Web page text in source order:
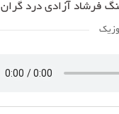
فرشاد آزادی درد گران